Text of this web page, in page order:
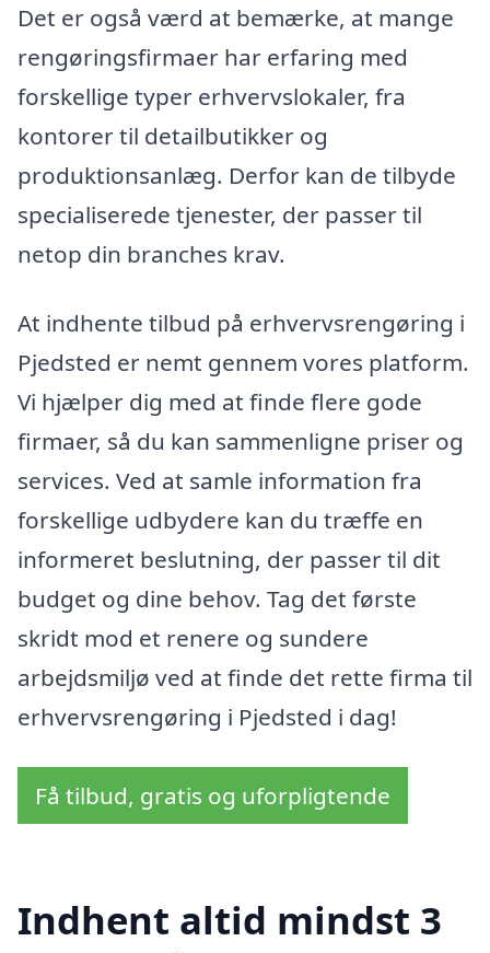
Det er også værd at bemærke, at mange
rengøringsfirmaer har erfaring med
forskellige typer erhvervslokaler, fra
kontorer til detailbutikker og
produktionsanlæg. Derfor kan de tilbyde
specialiserede tjenester, der passer til
netop din branches krav.
At indhente tilbud på erhvervsrengøring i
Pjedsted er nemt gennem vores platform.
Vi hjælper dig med at finde flere gode
firmaer, så du kan sammenligne priser og
services. Ved at samle information fra
forskellige udbydere kan du træffe en
informeret beslutning, der passer til dit
budget og dine behov. Tag det første
skridt mod et renere og sundere
arbejdsmiljø ved at finde det rette firma til
erhvervsrengøring i Pjedsted i dag!
Få tilbud, gratis og uforpligtende
Indhent altid mindst 3